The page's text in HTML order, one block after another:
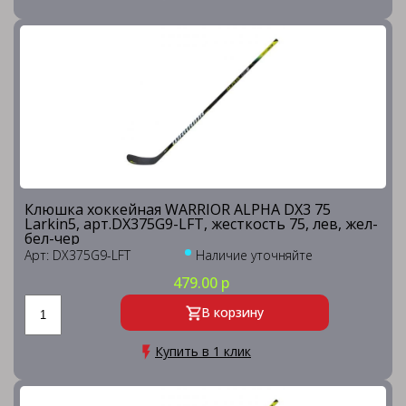
Клюшка хоккейная WARRIOR ALPHA DX3 75
Larkin5, арт.DX375G9-LFT, жесткость 75, лев, жел-
бел-чер
Арт: DX375G9-LFT Наличие уточняйте
479.00 р
В корзину
Купить в 1 клик